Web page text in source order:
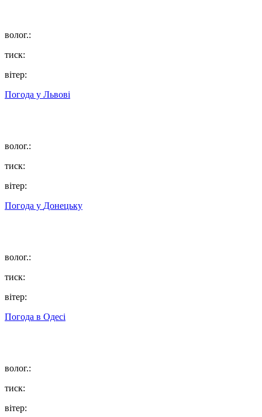
волог.:
тиск:
вітер:
Погода у Львові
волог.:
тиск:
вітер:
Погода у Донецьку
волог.:
тиск:
вітер:
Погода в Одесі
волог.:
тиск:
вітер: